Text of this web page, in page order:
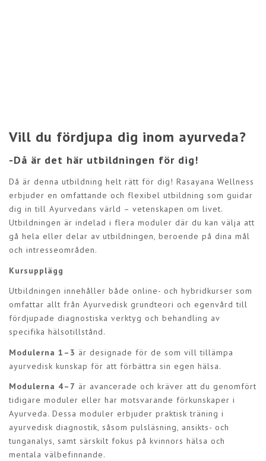
Vill du fördjupa dig inom ayurveda?
-Då är det här utbildningen för dig!
Då är denna utbildning helt rätt för dig! Rasayana Wellness
erbjuder en omfattande och flexibel utbildning som guidar
dig in till Ayurvedans värld – vetenskapen om livet.
Utbildningen är indelad i flera moduler där du kan välja att
gå hela eller delar av utbildningen, beroende på dina mål
och intresseområden.
Kursupplägg
Utbildningen innehåller både online- och hybridkurser som
omfattar allt från Ayurvedisk grundteori och egenvård till
fördjupade diagnostiska verktyg och behandling av
specifika hälsotillstånd.
Modulerna 1–3 är designade för de som vill tillämpa
ayurvedisk kunskap för att förbättra sin egen hälsa.
Modulerna 4–7 är avancerade och kräver att du genomfört
tidigare moduler eller har motsvarande förkunskaper i
Ayurveda. Dessa moduler erbjuder praktisk träning i
ayurvedisk diagnostik, såsom pulsläsning, ansikts- och
tunganalys, samt särskilt fokus på kvinnors hälsa och
mentala välbefinnande.